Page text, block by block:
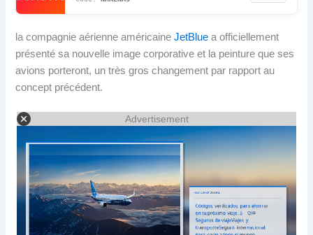
la compagnie aérienne américaineJetBlue a officiellement
présenté sa nouvelle image corporative et la peinture que ses
avions porteront, un très gros changement par rapport au
concept précédent.
Advertisement